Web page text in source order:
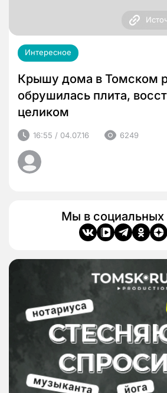
Интересное
Крышу дома в Томском
обрушилась плита,
целиком
16:55 / 04.07.16 6249
Мы в социальных